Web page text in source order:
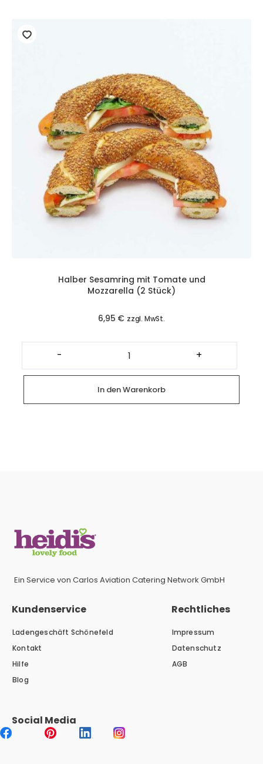
Halber Sesamring mit Tomate und
Mozzarella (2 Stück)
6,95 € zzgl. MwSt.
-
Halber
Sesamring
mit
Tomate
und
Mozzarella
(2
Stück)
+
In den Warenkorb
Ein Service von Carlos Aviation Catering Network GmbH
Kundenservice
Ladengeschäft Schönefeld
Kontakt
Hilfe
Blog
Rechtliches
Impressum
Datenschutz
AGB
Social Media